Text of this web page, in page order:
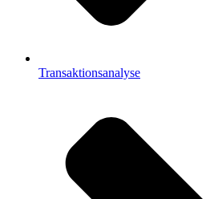
Transaktionsanalyse